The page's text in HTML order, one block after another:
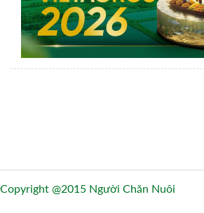
Copyright @2015 Người Chăn Nuôi